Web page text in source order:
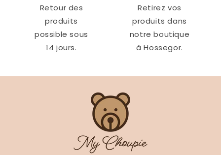
Retour des
produits
possible sous
14 jours.
Retirez vos
produits dans
notre boutique
à Hossegor.